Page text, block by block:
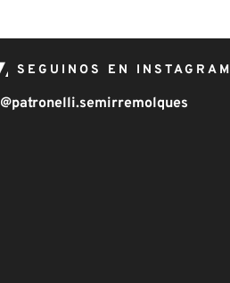
SEGUINOS EN INSTAGRAM
@patronelli.semirremolques